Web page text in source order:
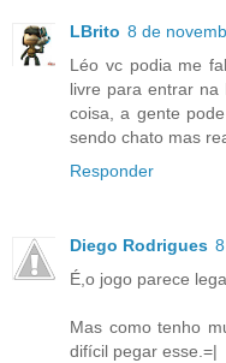
LBrito 8 de
Léo vc podia me
livre para entrar na
coisa, a gente
sendo chato mas
Responder
Diego Rodrigues
É,o jogo parece
Mas como tenho
difícil pegar esse.=|